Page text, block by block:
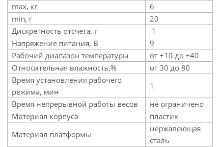
max, кг
6
min, г
20
Дискретность отсчета, г
1
Напряжение питания, В
9
Рабочий диапазон температуры
от +10 до +40
Относительная влажность,%
от 30 до 80
Время установления рабочего
режима, мин
1
Время непрерывной работы весов
не ограничено
Материал корпуса
пластик
Материал платформы
нержавеющая
сталь